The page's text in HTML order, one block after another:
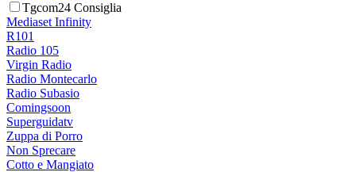
Tgcom24 Consiglia
Mediaset Infinity
R101
Radio 105
Virgin Radio
Radio Montecarlo
Radio Subasio
Comingsoon
Superguidatv
Zuppa di Porro
Non Sprecare
Cotto e Mangiato